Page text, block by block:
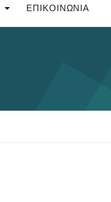
ΕΠΙΚΟΙΝΩΝΊΑ